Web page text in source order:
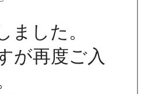
ました。
が再度ご入